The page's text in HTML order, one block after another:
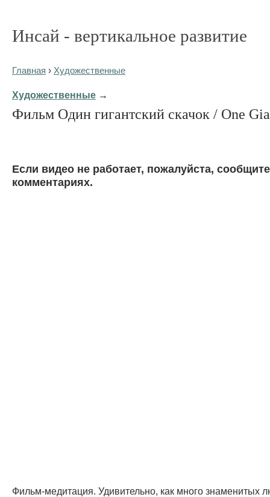
Инсай - вертикальное развитие
Главная › Художественные
Художественные →
Фильм Один гигантский скачок / One
Eсли видео не работает, пожалуйста,
комментариях.
Фильм-медитация. Удивительно, как много знаменитых